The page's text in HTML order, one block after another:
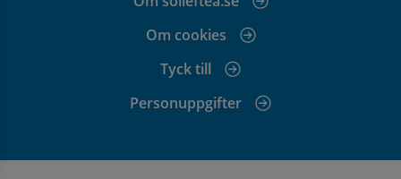
Om cookies
Tyck till
Personuppgifter